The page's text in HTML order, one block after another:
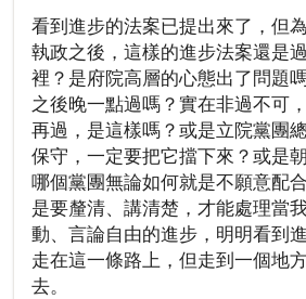
看到進步的法案已提出來了，但
執政之後，這樣的進步法案還是
裡？是府院高層的心態出了問題
之後晚一點過嗎？實在非過不可
再過，是這樣嗎？或是立院黨團
保守，一定要把它擋下來？或是
哪個黨團無論如何就是不願意配
是要釐清、講清楚，才能處理當
動、言論自由的進步，明明看到
走在這一條路上，但走到一個地
去。